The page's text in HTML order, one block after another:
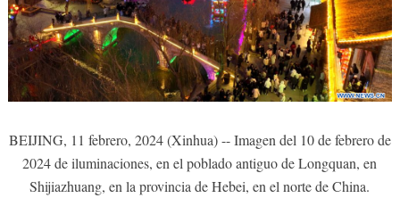
BEIJING, 11 febrero, 2024 (Xinhua) -- Imagen del 10 de febrero de
2024 de iluminaciones, en el poblado antiguo de Longquan, en
Shijiazhuang, en la provincia de Hebei, en el norte de China.